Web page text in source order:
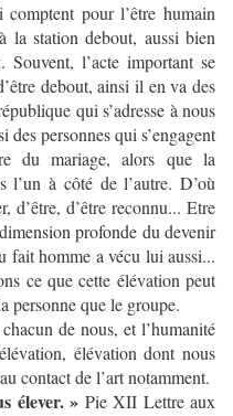
comptent pour l’être humain
la station debout, aussi bien
Souvent, l’acte important se
debout, ainsi il en va des
qui s’adresse à nous
des personnes qui s’engagent
du mariage, alors que la
l’un à côté de l’autre. D’où
d’être, d’être reconnu... Etre
profonde du devenir
fait homme a vécu lui aussi...
ce que cette élévation peut
personne que le groupe.
de nous, et l’humanité
élévation dont nous
contact de l’art notamment.
élever. » Pie XII Lettre aux